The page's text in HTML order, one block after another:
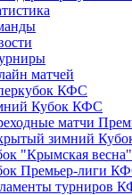
матчей
КФС
Кубок КФС
матчи
зимний
"Крымская весна"
Премьер-лиги
турниров